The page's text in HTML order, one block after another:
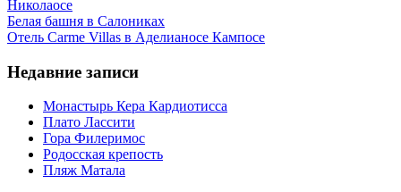
Николаосе
Белая башня в Салониках
Отель Carme Villas в Аделианосе Кампосе
Недавние записи
Монастырь Кера Кардиотисса
Плато Лассити
Гора Филеримос
Родосская крепость
Пляж Матала